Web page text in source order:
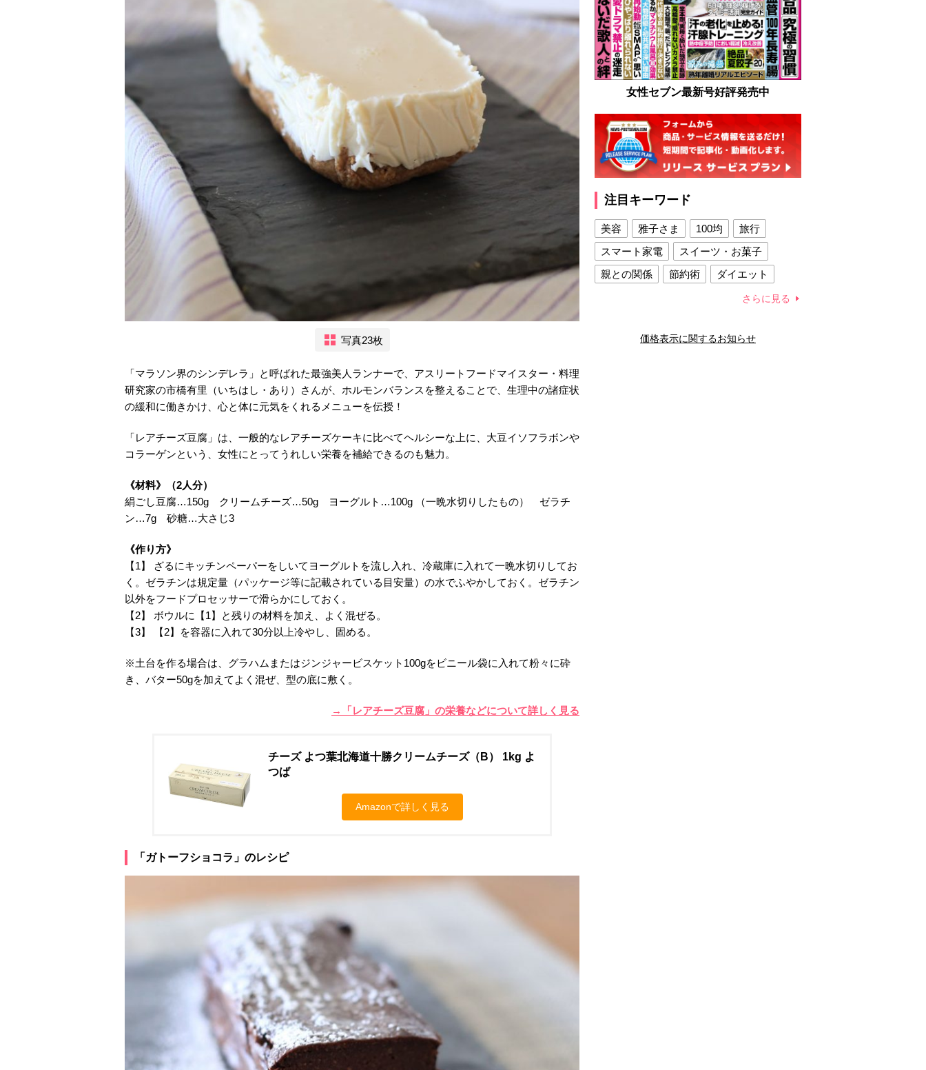
写真23枚
「マラソン界のシンデレラ」と呼ばれた最強美人ランナーで、アスリートフードマイスター・料理
研究家の市橋有里（いちはし・あり）さんが、ホルモンバランスを整えることで、生理中の諸症状
の緩和に働きかけ、心と体に元気をくれるメニューを伝授！
「レアチーズ豆腐」は、一般的なレアチーズケーキに比べてヘルシーな上に、大豆イソフラボンや
コラーゲンという、女性にとってうれしい栄養を補給できるのも魅力。
《材料》（2人分）
絹ごし豆腐…150g クリームチーズ…50g ヨーグルト…100g （一晩水切りしたもの） ゼラチ
ン…7g 砂糖…大さじ3
《作り方》
【1】 ざるにキッチンペーパーをしいてヨーグルトを流し入れ、冷蔵庫に入れて一晩水切りしてお
く。ゼラチンは規定量（パッケージ等に記載されている目安量）の水でふやかしておく。ゼラチン
以外をフードプロセッサーで滑らかにしておく。
【2】 ボウルに【1】と残りの材料を加え、よく混ぜる。
【3】 【2】を容器に入れて30分以上冷やし、固める。
※土台を作る場合は、グラハムまたはジンジャービスケット100gをビニール袋に入れて粉々に砕
き、バター50gを加えてよく混ぜ、型の底に敷く。
→「レアチーズ豆腐」の栄養などについて詳しく見る
チーズ よつ葉北海道十勝クリームチーズ（B） 1kg よ
つば
Amazonで詳しく見る
「ガトーフショコラ」のレシピ
女性セブン最新号好評発売中
注目キーワード
美容 雅子さま 100均
旅行
スマート家電
スイーツ・お菓子
親との関係
節約術
ダイエット
夫との関係
新津春子 どか食い
さらに見る
価格表示に関するお知らせ